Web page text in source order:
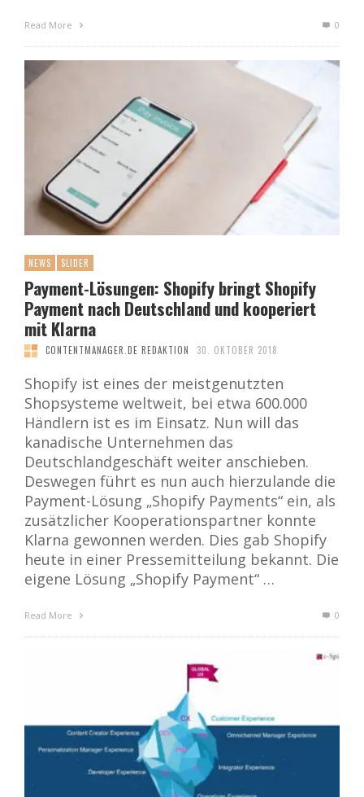
Read More 0
NEWS SLIDER
Payment-Lösungen: Shopify bringt Shopify
Payment nach Deutschland und kooperiert
mit Klarna
CONTENTMANAGER.DE REDAKTION 30. OKTOBER 2018
Shopify ist eines der meistgenutzten
Shopsysteme weltweit, bei etwa 600.000
Händlern ist es im Einsatz. Nun will das
kanadische Unternehmen das
Deutschlandgeschäft weiter anschieben.
Deswegen führt es nun auch hierzulande die
Payment-Lösung „Shopify Payments“ ein, als
zusätzlicher Kooperationspartner konnte
Klarna gewonnen werden. Dies gab Shopify
heute in einer Pressemitteilung bekannt. Die
eigene Lösung „Shopify Payment“ …
Read More 0